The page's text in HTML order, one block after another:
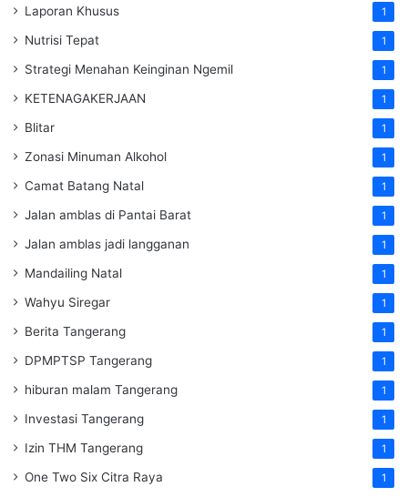
Laporan Khusus 1
Nutrisi Tepat 1
Strategi Menahan Keinginan Ngemil 1
KETENAGAKERJAAN 1
Blitar 1
Zonasi Minuman Alkohol 1
Camat Batang Natal 1
Jalan amblas di Pantai Barat 1
Jalan amblas jadi langganan 1
Mandailing Natal 1
Wahyu Siregar 1
Berita Tangerang 1
DPMPTSP Tangerang 1
hiburan malam Tangerang 1
Investasi Tangerang 1
Izin THM Tangerang 1
One Two Six Citra Raya 1